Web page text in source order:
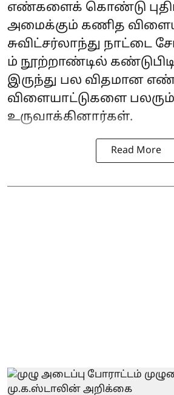
எண்களைக் கொண்டு
அமைக்கும் கணித
சுவிட்சர்லாந்து நாட்டை
ம் நூற்றாண்டில்
இருந்து பல விதமான
விளையாட்டுகளை பலரும்
உருவாக்கினார்கள்.
Read More